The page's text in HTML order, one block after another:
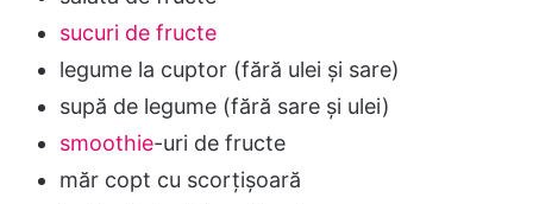
sucuri de fructe
legume la cuptor (fără ulei și sare)
supă de legume (fără sare și ulei)
smoothie-uri de fructe
măr copt cu scorțișoară